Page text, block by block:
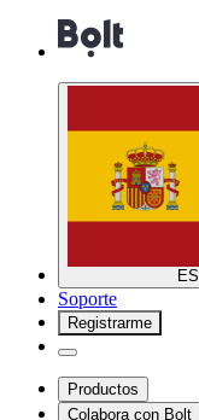
ES
Soporte
Registrarme
Productos
Colabora con Bolt